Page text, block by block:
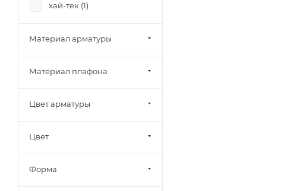
хай-тек (1)
Материал арматуры
Материал плафона
Цвет арматуры
Цвет
Форма